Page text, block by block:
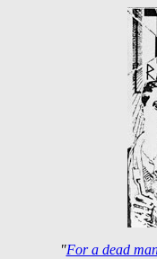
"For a dead